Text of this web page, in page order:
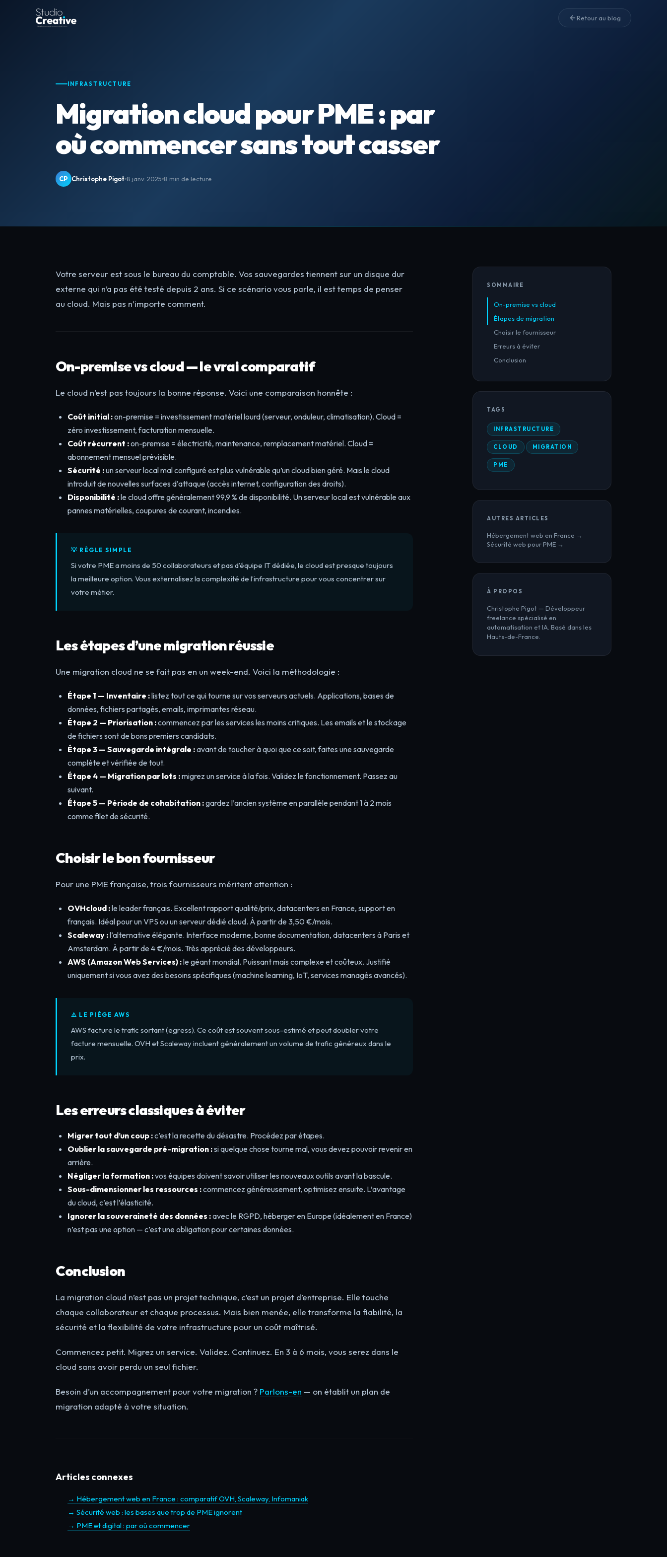
Retour au blog
INFRASTRUCTURE
Migration cloud pour PME : par
où commencer sans tout casser
CP Christophe Pigot 8 janv. 2025 8 min de lecture
Votre serveur est sous le bureau du comptable. Vos sauvegardes tiennent sur un disque dur
externe qui n’a pas été testé depuis 2 ans. Si ce scénario vous parle, il est temps de penser
au cloud. Mais pas n’importe comment.
On-premise vs cloud — le vrai comparatif
Le cloud n’est pas toujours la bonne réponse. Voici une comparaison honnête :
Coût initial :on-premise = investissement matériel lourd (serveur, onduleur, climatisation). Cloud =
zéro investissement, facturation mensuelle.
Coût récurrent :on-premise = électricité, maintenance, remplacement matériel. Cloud =
abonnement mensuel prévisible.
Sécurité :un serveur local mal configuré est plus vulnérable qu’un cloud bien géré. Mais le cloud
introduit de nouvelles surfaces d’attaque (accès internet, configuration des droits).
Disponibilité :le cloud offre généralement 99,9 % de disponibilité. Un serveur local est vulnérable aux
pannes matérielles, coupures de courant, incendies.
💡 RÈGLE SIMPLE
Si votre PME a moins de 50 collaborateurs et pas d’équipe IT dédiée, le cloud est presque toujours
la meilleure option. Vous externalisez la complexité de l’infrastructure pour vous concentrer sur
votre métier.
Les étapes d’une migration réussie
Une migration cloud ne se fait pas en un week-end. Voici la méthodologie :
Étape 1 — Inventaire :listez tout ce qui tourne sur vos serveurs actuels. Applications, bases de
données, fichiers partagés, emails, imprimantes réseau.
Étape 2 — Priorisation :commencez par les services les moins critiques. Les emails et le stockage
de fichiers sont de bons premiers candidats.
Étape 3 — Sauvegarde intégrale :avant de toucher à quoi que ce soit, faites une sauvegarde
complète et vérifiée de tout.
Étape 4 — Migration par lots :migrez un service à la fois. Validez le fonctionnement. Passez au
suivant.
Étape 5 — Période de cohabitation :gardez l’ancien système en parallèle pendant 1 à 2 mois
comme filet de sécurité.
Choisir le bon fournisseur
Pour une PME française, trois fournisseurs méritent attention :
OVHcloud :le leader français. Excellent rapport qualité/prix, datacenters en France, support en
français. Idéal pour un VPS ou un serveur dédié cloud. À partir de 3,50 €/mois.
Scaleway :l’alternative élégante. Interface moderne, bonne documentation, datacenters à Paris et
Amsterdam. À partir de 4 €/mois. Très apprécié des développeurs.
AWS (Amazon Web Services) :le géant mondial. Puissant mais complexe et coûteux. Justifié
uniquement si vous avez des besoins spécifiques (machine learning, IoT, services managés avancés).
⚠️ LE PIÈGE AWS
AWS facture le trafic sortant (egress). Ce coût est souvent sous-estimé et peut doubler votre
facture mensuelle. OVH et Scaleway incluent généralement un volume de trafic généreux dans le
prix.
Les erreurs classiques à éviter
Migrer tout d’un coup :c’est la recette du désastre. Procédez par étapes.
Oublier la sauvegarde pré-migration :si quelque chose tourne mal, vous devez pouvoir revenir en
arrière.
Négliger la formation :vos équipes doivent savoir utiliser les nouveaux outils avant la bascule.
Sous-dimensionner les ressources :commencez généreusement, optimisez ensuite. L’avantage
du cloud, c’est l’élasticité.
Ignorer la souveraineté des données :avec le RGPD, héberger en Europe (idéalement en France)
n’est pas une option — c’est une obligation pour certaines données.
Conclusion
La migration cloud n’est pas un projet technique, c’est un projet d’entreprise. Elle touche
chaque collaborateur et chaque processus. Mais bien menée, elle transforme la fiabilité, la
sécurité et la flexibilité de votre infrastructure pour un coût maîtrisé.
Commencez petit. Migrez un service. Validez. Continuez. En 3 à 6 mois, vous serez dans le
cloud sans avoir perdu un seul fichier.
Besoin d’un accompagnement pour votre migration ? Parlons-en — on établit un plan de
migration adapté à votre situation.
Articles connexes
→ Hébergement web en France : comparatif OVH, Scaleway, Infomaniak
→ Sécurité web : les bases que trop de PME ignorent
→ PME et digital : par où commencer
SOMMAIRE
On-premise vs cloud
Étapes de migration
Choisir le fournisseur
Erreurs à éviter
Conclusion
TAGS
INFRASTRUCTURE
CLOUD MIGRATION
PME
AUTRES ARTICLES
Hébergement web en France →
Sécurité web pour PME →
À PROPOS
Christophe Pigot — Développeur
freelance spécialisé en
automatisation et IA. Basé dans les
Hauts-de-France.